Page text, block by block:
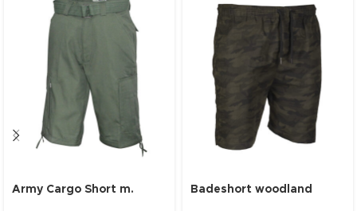
Army Cargo Short m.
Badeshort woodland